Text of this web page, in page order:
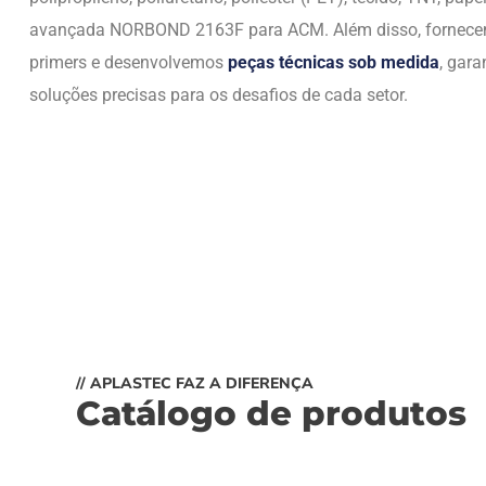
avançada NORBOND 2163F para ACM. Além disso,
primers e desenvolvemos peças técnicas sob medida,
soluções precisas para os desafios de cada setor.
// APLASTEC FAZ A DIFERENÇA
Catálogo de produtos